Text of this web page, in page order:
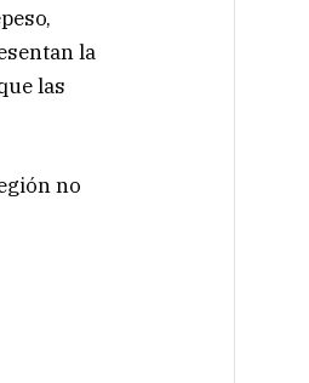
la
las
no